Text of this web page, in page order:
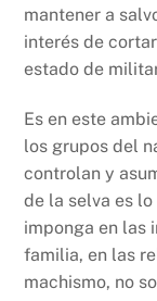
mantener a
interés de
estado de
Es en este
los grupos del
controlan y
de la selva es
imponga en las
familia, en las
machismo, no